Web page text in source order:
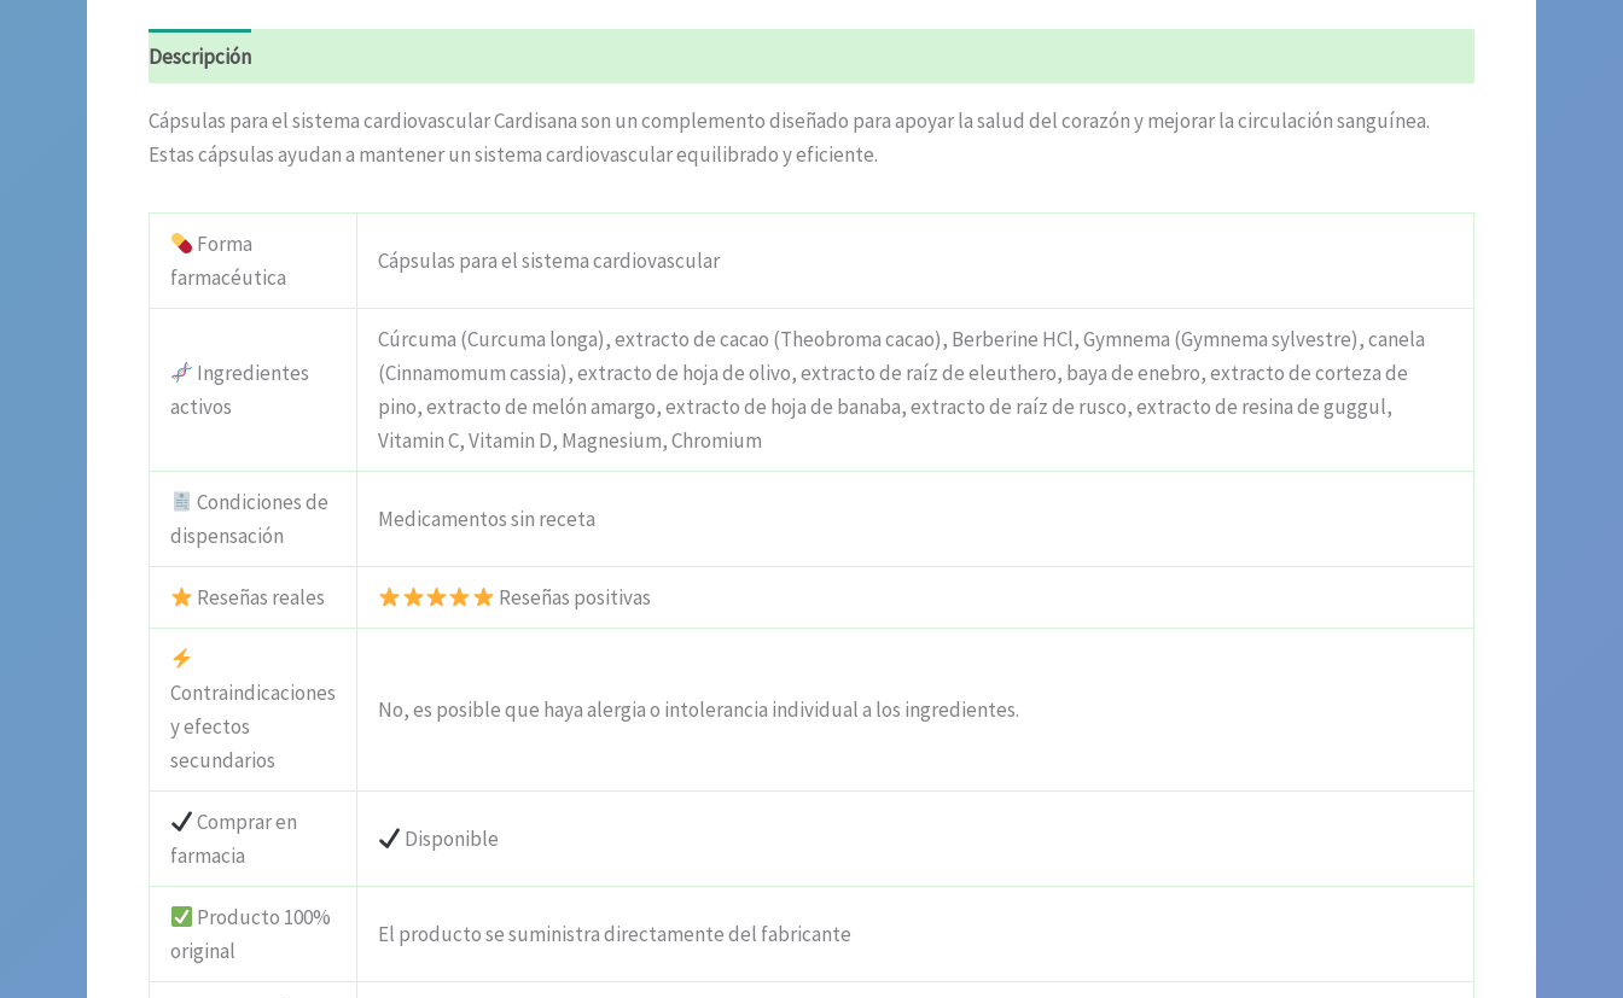
Descripción
Cápsulas para el sistema cardiovascular Cardisana son un complemento diseñado para apoyar la salud del corazón y mejorar la circulación sanguínea.
Estas cápsulas ayudan a mantener un sistema cardiovascular equilibrado y eficiente.
Forma
farmacéutica
Cápsulas para el sistema cardiovascular
Ingredientes
activos
Cúrcuma (Curcuma longa), extracto de cacao (Theobroma cacao), Berberine HCl, Gymnema (Gymnema sylvestre), canela
(Cinnamomum cassia), extracto de hoja de olivo, extracto de raíz de eleuthero, baya de enebro, extracto de corteza de
pino, extracto de melón amargo, extracto de hoja de banaba, extracto de raíz de rusco, extracto de resina de guggul,
Vitamin C, Vitamin D, Magnesium, Chromium
Condiciones de
dispensación
Medicamentos sin receta
Reseñas reales Reseñas positivas
Contraindicaciones
y efectos
secundarios
No, es posible que haya alergia o intolerancia individual a los ingredientes.
Comprar en
farmacia
Disponible
Producto 100%
original
El producto se suministra directamente del fabricante